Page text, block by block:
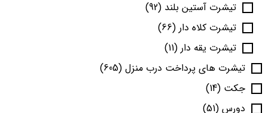
تیشرت آستین بلند (92)
تیشرت کلاه دار (66)
تیشرت یقه دار (11)
تیشرت های پرداخت درب منزل (605)
جکت (14)
دورس (51)